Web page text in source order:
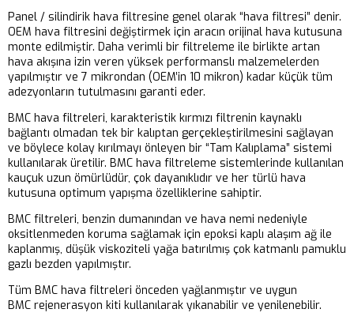
Panel / silindirik hava filtresine genel olarak “hava filtresi” denir.
OEM hava filtresini değiştirmek için aracın orijinal hava kutusuna
monte edilmiştir. Daha verimli bir filtreleme ile birlikte artan
hava akışına izin veren yüksek performanslı malzemelerden
yapılmıştır ve 7 mikrondan (OEM’in 10 mikron) kadar küçük tüm
adezyonların tutulmasını garanti eder.
BMC hava filtreleri, karakteristik kırmızı filtrenin kaynaklı
bağlantı olmadan tek bir kalıptan gerçekleştirilmesini sağlayan
ve böylece kolay kırılmayı önleyen bir “Tam Kalıplama” sistemi
kullanılarak üretilir. BMC hava filtreleme sistemlerinde kullanılan
kauçuk uzun ömürlüdür, çok dayanıklıdır ve her türlü hava
kutusuna optimum yapışma özelliklerine sahiptir.
BMC filtreleri, benzin dumanından ve hava nemi nedeniyle
oksitlenmeden koruma sağlamak için epoksi kaplı alaşım ağ ile
kaplanmış, düşük viskoziteli yağa batırılmış çok katmanlı pamuklu
gazlı bezden yapılmıştır.
Tüm BMC hava filtreleri önceden yağlanmıştır ve uygun
BMC rejenerasyon kiti kullanılarak yıkanabilir ve yenilenebilir.